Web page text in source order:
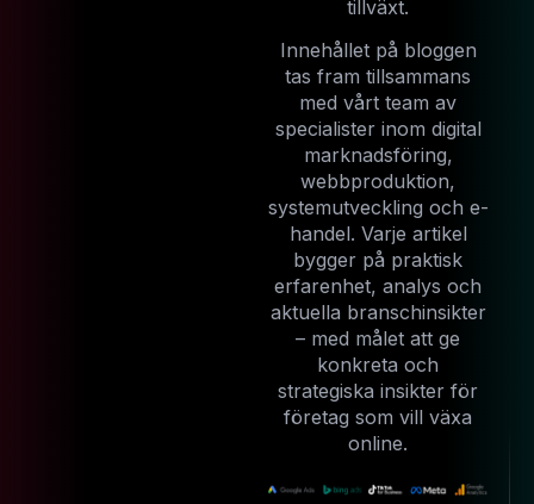
tillväxt.
Innehållet på bloggen
tas fram tillsammans
med vårt team av
specialister inom digital
marknadsföring,
webbproduktion,
systemutveckling och e-
handel. Varje artikel
bygger på praktisk
erfarenhet, analys och
aktuella branschinsikter
– med målet att ge
konkreta och
strategiska insikter för
företag som vill växa
online.